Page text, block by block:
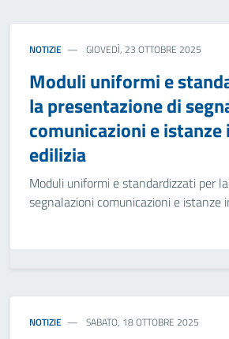
NOTIZIE GIOVEDÌ, 23 OTTOBRE 2025
Moduli uniformi e
la presentazione di
comunicazioni e
edilizia
Moduli uniformi e standardizzati per
segnalazioni comunicazioni e istanze
NOTIZIE SABATO, 18 OTTOBRE 2025